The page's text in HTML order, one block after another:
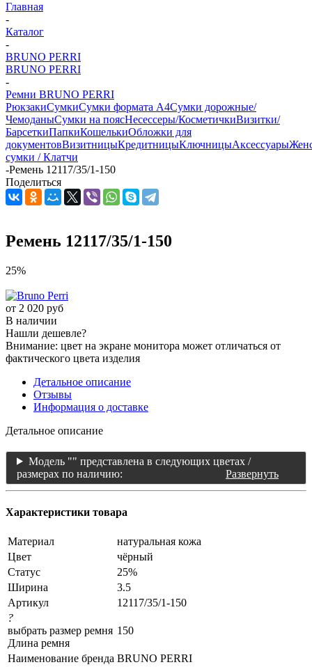
Главная
-
Каталог
-
BRUNO PERRI
BRUNO PERRI
-
Ремни BRUNO PERRI
РюкзакиСумкиСумки формата А4Сумки дорожные/
ЧемоданыСумки на поясНесессеры/КосметичкиВизитки/
БарсеткиПапкиКошелькиОбложки для
документовВизитницыКредитницыКлючницыАксессуары
сумки / Клатчи
-Ремень 12117/35/1-150
Поделиться
Ремень 12117/35/1-150
25%
от 2 020 руб
В наличии
Нашли дешевле?
Внимание: цвет на экране монитора может отличаться от
фактического цвета изделия
Детальное описание
Отзывы
Информация о доставке
Детальное описание
Модель "" представлена в следующих цветах /
размерах по наличию:
Развернуть
Характеристики товара
Материал
натуральная кожа
Цвет
чёрный
Статус
25%
Ширина
3.5
Артикул
12117/35/1-150
?
выбрать размер ремня
Длина ремня
150
Наименование бренда BRUNO PERRI